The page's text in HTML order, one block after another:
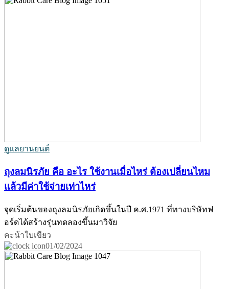
ดูแลยานยนต์
ถุงลมนิรภัย คือ อะไร ใช้งานเมื่อไหร่ ต้องเปลี่ยนไหม
แล้วมีค่าใช้จ่ายเท่าไหร่
จุดเริ่มต้นของถุงลมนิรภัยเกิดขึ้นในปี ค.ศ.1971 ที่ทางบริษัทฟ
อร์ดได้สร้างรุ่นทดลองขึ้นมาวิจัย
คะน้าใบเขียว
01/02/2024